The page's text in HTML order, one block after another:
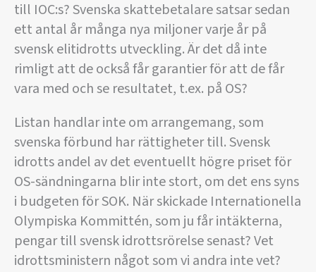
till IOC:s? Svenska skattebetalare satsar sedan
ett antal år många nya miljoner varje år på
svensk elitidrotts utveckling. Är det då inte
rimligt att de också får garantier för att de får
vara med och se resultatet, t.ex. på OS?
Listan handlar inte om arrangemang, som
svenska förbund har rättigheter till. Svensk
idrotts andel av det eventuellt högre priset för
OS-sändningarna blir inte stort, om det ens syns
i budgeten för SOK. När skickade Internationella
Olympiska Kommittén, som ju får intäkterna,
pengar till svensk idrottsrörelse senast? Vet
idrottsministern något som vi andra inte vet?